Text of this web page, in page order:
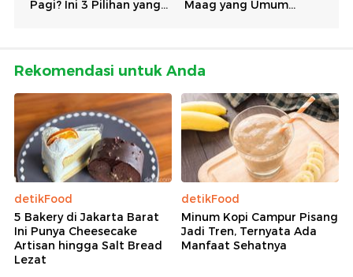
Rekomendasi untuk Anda
detikFood
5 Bakery di Jakarta Barat
Ini Punya Cheesecake
Artisan hingga Salt Bread
Lezat
detikFood
Minum Kopi Campur Pisang
Jadi Tren, Ternyata Ada
Manfaat Sehatnya